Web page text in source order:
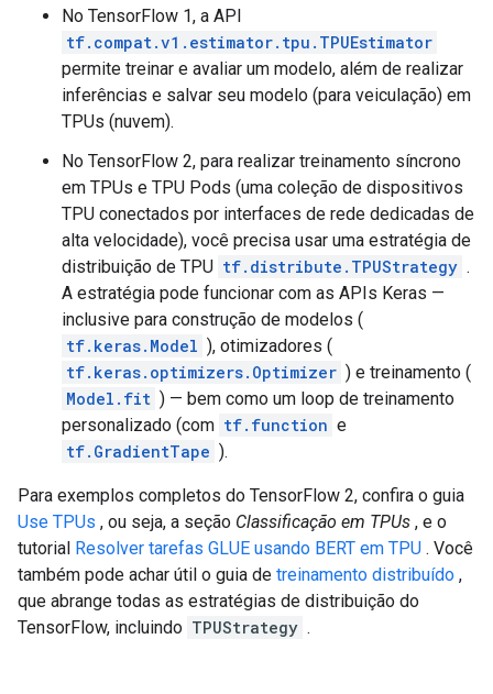
No TensorFlow 1, a API
tf.compat.v1.estimator.tpu.TPUEstimator
permite treinar e avaliar um modelo, além de realizar
inferências e salvar seu modelo (para veiculação) em
TPUs (nuvem).
No TensorFlow 2, para realizar treinamento síncrono
em TPUs e TPU Pods (uma coleção de dispositivos
TPU conectados por interfaces de rede dedicadas de
alta velocidade), você precisa usar uma estratégia de
distribuição de TPU tf.distribute.TPUStrategy .
A estratégia pode funcionar com as APIs Keras —
inclusive para construção de modelos (
tf.keras.Model ), otimizadores (
tf.keras.optimizers.Optimizer ) e treinamento (
Model.fit ) — bem como um loop de treinamento
personalizado (com tf.function e
tf.GradientTape ).
Para exemplos completos do TensorFlow 2, confira o guia
Use TPUs , ou seja, a seção Classificação em TPUs , e o
tutorial Resolver tarefas GLUE usando BERT em TPU . Você
também pode achar útil o guia de treinamento distribuído ,
que abrange todas as estratégias de distribuição do
TensorFlow, incluindo TPUStrategy .